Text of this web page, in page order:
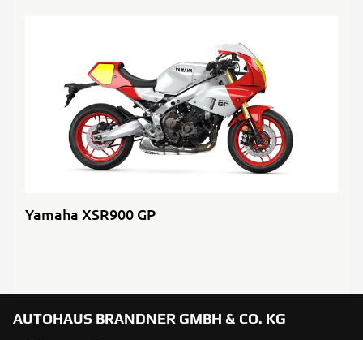
Yamaha XSR900 GP
AUTOHAUS BRANDNER GMBH & CO. KG